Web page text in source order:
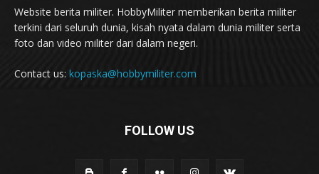
Website berita militer. HobbyMiliter memberikan berita militer
terkini dari seluruh dunia, kisah nyata dalam dunia militer serta
foto dan video militer dari dalam negeri.
Contact us: kopaska@hobbymiliter.com
FOLLOW US